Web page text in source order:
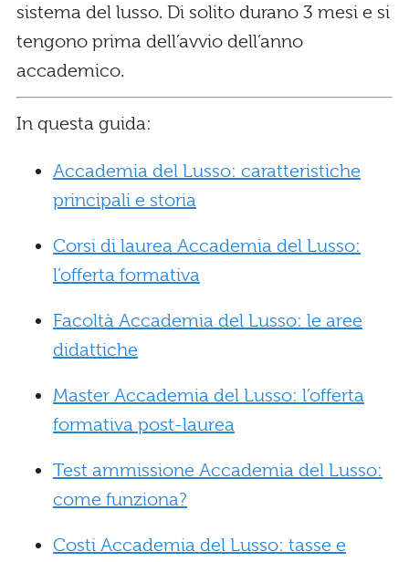
sistema del lusso. Di solito durano 3 mesi e si
tengono prima dell’avvio dell’anno
accademico.
In questa guida:
Accademia del Lusso: caratteristiche
principali e storia
Corsi di laurea Accademia del Lusso:
l’offerta formativa
Facoltà Accademia del Lusso: le aree
didattiche
Master Accademia del Lusso: l’offerta
formativa post-laurea
Test ammissione Accademia del Lusso:
come funziona?
Costi Accademia del Lusso: tasse e